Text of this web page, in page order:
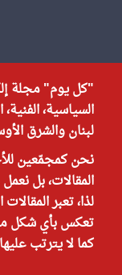
"كل يوم" مجلة
السياسية،
لبنان والشرق
نحن كمجمّعين
المقالات، بل
لذا، تعبر
تعكس بأي شكل
كما لا يترتب